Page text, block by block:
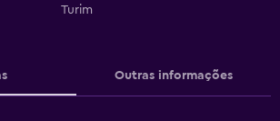
Turim
Outras informações